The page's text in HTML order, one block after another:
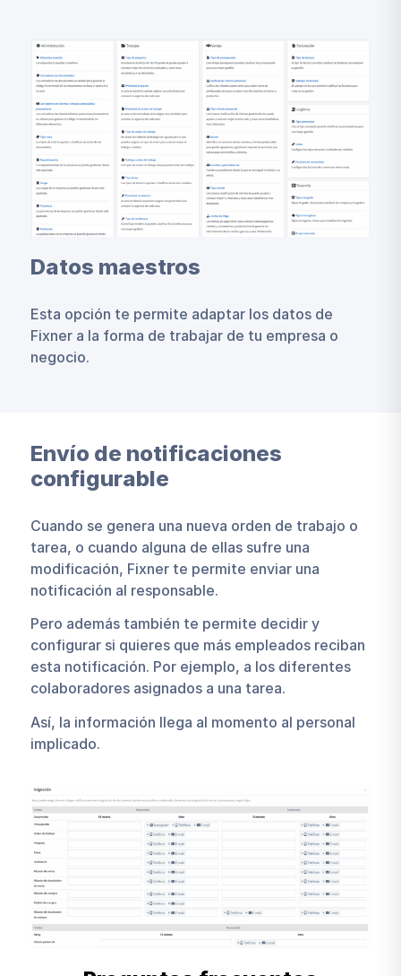
Datos maestros
Esta opción te permite adaptar los datos de
Fixner a la forma de trabajar de tu empresa o
negocio.
Envío de notificaciones
configurable
Cuando se genera una nueva orden de trabajo o
tarea, o cuando alguna de ellas sufre una
modificación, Fixner te permite enviar una
notificación al responsable.
Pero además también te permite decidir y
configurar si quieres que más empleados reciban
esta notificación. Por ejemplo, a los diferentes
colaboradores asignados a una tarea.
Así, la información llega al momento al personal
implicado.